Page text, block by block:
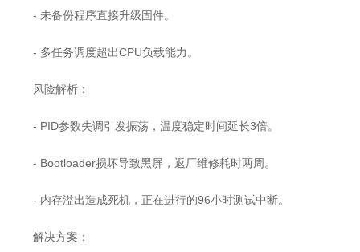
- 未备份程序直接升级固件。
- 多任务调度超出CPU负载能力。
风险解析：
- PID参数失调引发振荡，温度稳定时间延长3倍。
- Bootloader损坏导致黑屏，返厂维修耗时两周。
- 内存溢出造成死机，正在进行的96小时测试中断。
解决方案：